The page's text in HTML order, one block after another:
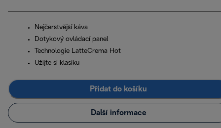
Nejčerstvější káva
Dotykový ovládací panel
Technologie LatteCrema Hot
Užijte si klasiku
Přidat do košíku
Další informace